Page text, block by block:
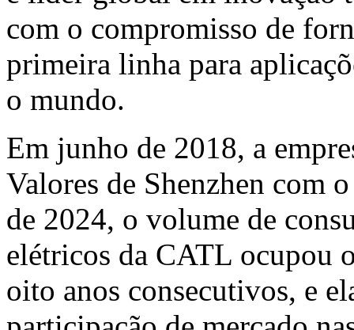
com o compromisso de
primeira linha para
o mundo.
Em junho de 2018, a
Valores de Shenzhen com
de 2024, o volume de
elétricos da CATL ocupou
oito anos consecutivos, e